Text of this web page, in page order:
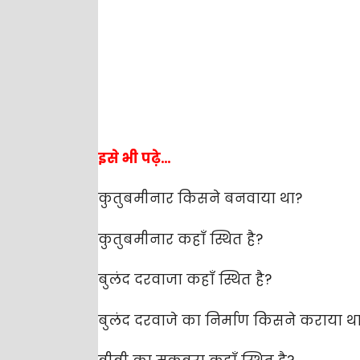
इसे भी पढ़े…
कुतुबमीनार किसने बनवाया था?
कुतुबमीनार कहाँ स्थित है?
बुलंद दरवाजा कहाँ स्थित है?
बुलंद दरवाजे का निर्माण किसने कराया